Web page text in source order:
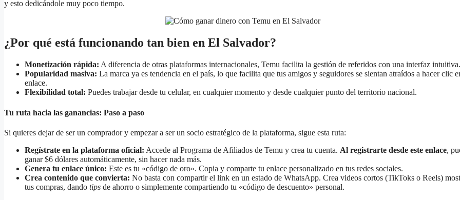
y esto dedicándole muy poco tiempo.
¿Por qué está funcionando tan bien en El Salvador?
Monetización rápida: A diferencia de otras plataformas internacionales, Temu facilita la gestión de referidos con una interfaz intuitiva.
Popularidad masiva: La marca ya es tendencia en el país, lo que facilita que tus amigos y seguidores se sientan atraídos a hacer clic
enlace.
Flexibilidad total: Puedes trabajar desde tu celular, en cualquier momento y desde cualquier punto del territorio nacional.
Tu ruta hacia las ganancias: Paso a paso
Si quieres dejar de ser un comprador y empezar a ser un socio estratégico de la plataforma, sigue esta ruta:
Regístrate en la plataforma oficial: Accede al Programa de Afiliados de Temu y crea tu cuenta. Al registrarte desde este enlace,
ganar $6 dólares automáticamente, sin hacer nada más.
Genera tu enlace único: Este es tu «código de oro». Copia y comparte tu enlace personalizado en tus redes sociales.
Crea contenido que convierta: No basta con compartir el link en un estado de WhatsApp. Crea videos cortos (TikToks o Reels)
tus compras, dando tips de ahorro o simplemente compartiendo tu «código de descuento» personal.